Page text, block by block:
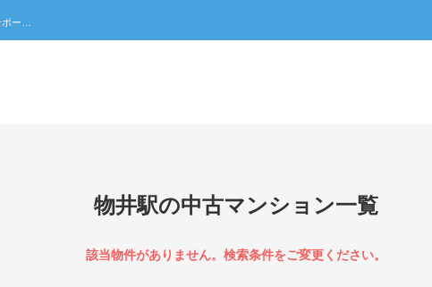
物井駅の中古マンション一覧
該当物件がありません。検索条件をご変更ください。